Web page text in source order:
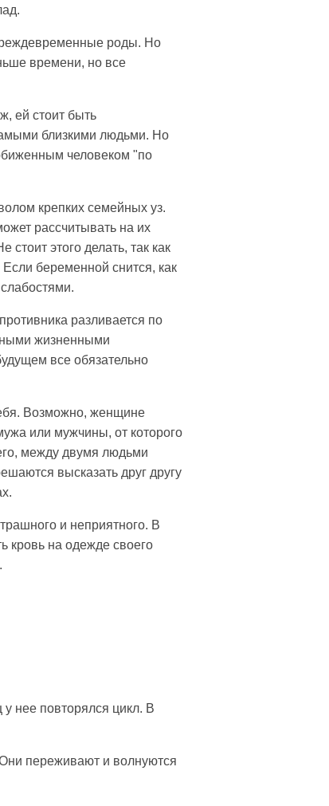
роды. Но
времени, но все
ей стоит быть
близкими людьми. Но
человеком "по
крепких семейных уз.
рассчитывать на их
этого делать, так как
беременной снится, как
разливается по
жизненными
все обязательно
Возможно, женщине
или мужчины, от которого
между двумя людьми
высказать друг другу
и неприятного. В
кровь на одежде своего
нее повторялся цикл. В
переживают и волнуются